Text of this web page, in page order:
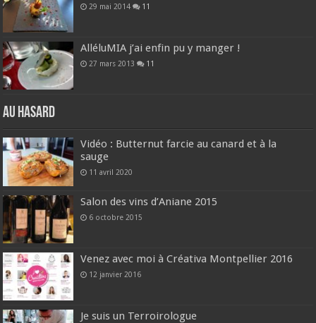
29 mai 2014 11
AlléluMIA j’ai enfin pu y manger !
27 mars 2013 11
Au hasard
Vidéo : Butternut farcie au canard et à la
sauge
11 avril 2020
Salon des vins d’Aniane 2015
6 octobre 2015
Venez avec moi à Créativa Montpellier 2016
12 janvier 2016
Je suis un Terroirologue